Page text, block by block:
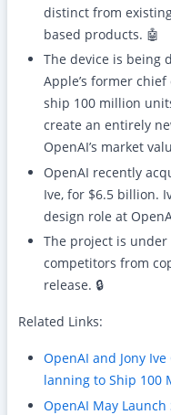
distinct from
based products. 🤖
The device is being
Apple’s former
ship 100 million
create an entirely
OpenAI’s market
OpenAI recently
Ive, for $6.5 billion.
design role at
The project is
competitors from
release. 🔒
Related Links:
OpenAI and Jony
lanning to Ship 100
OpenAI May